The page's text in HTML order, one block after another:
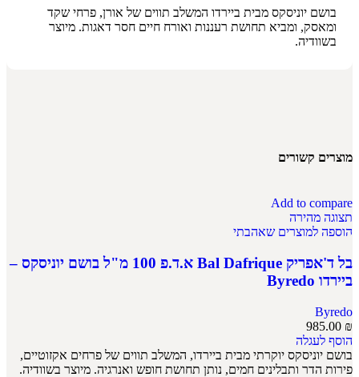
בושם יוניסקס מבית ביירדו המשלב תווים של אורן, פרחי שקד
ומאסק, ומביא תחושת רעננות ואורח חיים חסר דאגות. מיוצר
בשוודיה.
מוצרים קשורים
Add to compare
תצוגה מהירה
הוספה למוצרים שאהבתי
בל ד'אפריק Bal Dafrique א.ד.פ 100 מ"ל בושם יוניסקס –
ביירדו Byredo
Byredo
985.00 ₪
הוסף לעגלה
בושם יוניסקס יוקרתי מבית ביירדו, המשלב תווים של פרחים אקזוטיים,
פירות הדר ותבלינים חמים, נותן תחושת חופש ואנרגיה. מיוצר בשוודיה.